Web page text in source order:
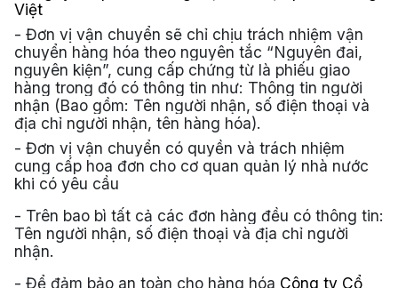
Việt
- Đơn vị vận chuyển sẽ chỉ chịu trách nhiệm vận
chuyển hàng hóa theo nguyên tắc “Nguyên đai,
nguyên kiện”, cung cấp chứng từ là phiếu giao
hàng trong đó có thông tin như: Thông tin người
nhận (Bao gồm: Tên người nhận, số điện thoại và
địa chỉ người nhận, tên hàng hóa).
- Đơn vị vận chuyển có quyền và trách nhiệm
cung cấp hoa đơn cho cơ quan quản lý nhà nước
khi có yêu cầu
- Trên bao bì tất cả các đơn hàng đều có thông tin:
Tên người nhận, số điện thoại và địa chỉ người
nhận.
- Để đảm bảo an toàn cho hàng hóa Công ty Cổ